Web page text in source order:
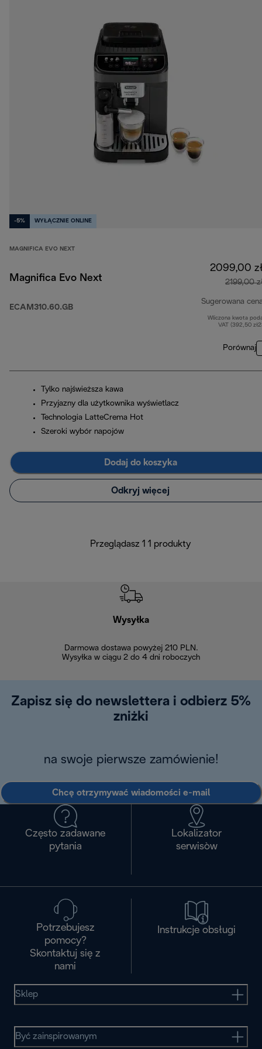
-5% WYŁĄCZNIE ONLINE
MAGNIFICA EVO NEXT
Magnifica Evo Next
ECAM310.60.GB
2099,00
2199,00
Sugerowana
Wliczona kwota
VAT (392,50
Porównaj
Tylko najświeższa kawa
Przyjazny dla użytkownika wyświetlacz
Technologia LatteCrema Hot
Szeroki wybór napojów
Dodaj do koszyka
Odkryj więcej
Przeglądasz 1 1 produkty
Wysyłka
Darmowa dostawa powyżej 210 PLN.
Wysyłka w ciągu 2 do 4 dni roboczych
Zapisz się do newslettera i odbierz 5%
zniżki
na swoje pierwsze zamówienie!
Chcę otrzymywać wiadomości e-mail
Często zadawane
pytania
Lokalizator
serwisòw
Potrzebujesz
pomocy?
Skontaktuj się z
nami
Instrukcje obsługi
Sklep
Być zainspirowanym